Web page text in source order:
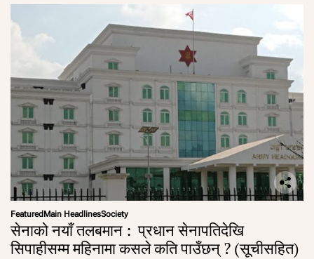
FeaturedMain HeadlinesSociety
सेनाको नयाँ तलबमान : प्रधान सेनापतिदेखि
सिपाहीसम्म महिनामा कसले कति पाउँछन् ? (सूचीसहित)